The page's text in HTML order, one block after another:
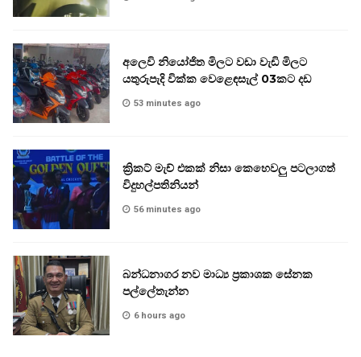
අලෙවි නියෝජිත මිලට වඩා වැඩි මිලට
යතුරුපැදි වික්ක වෙළෙඳසැල් 03කට දඩ
53 minutes ago
ක්‍රිකට් මැච් එකක් නිසා කෙහෙවලු පටලාගත්
විදුහල්පතිනියන්
56 minutes ago
බන්ධනාගර නව මාධ්‍ය ප්‍රකාශක සේනක
පල්ලේතැන්න
6 hours ago